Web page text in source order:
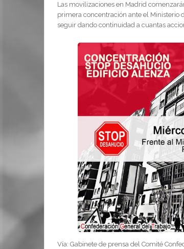
Las movilizaciones en Madrid
primera concentración ante el Ministerio
seguir dando continuidad a cuantas
Vía: Gabinete de prensa del Comité